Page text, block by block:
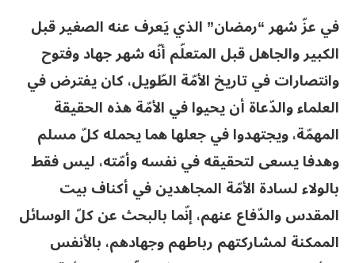
في عزّ شهر “رمضان” الذي يَعرف عنه الصغير قبل
الكبير والجاهل قبل المتعلّم أنّه شهر جهاد وفتوح
وانتصارات في تاريخ الأمّة الطّويل، كان يفترض في
العلماء والدّعاة أن يحيوا في الأمّة هذه الحقيقة
المهمّة، ويجتهدوا في جعلها هما يحمله كلّ مسلم
وهدفا يسعى لتحقيقه في نفسه وأمّته، ليس فقط
بالولاء لسادة الأمّة المجاهدين في أكناف بيت
المقدس والدّفاع عنهم، إنّما بالبحث عن كلّ الوسائل
الممكنة لمشاركتهم رباطهم وجهادهم، بالأنفس